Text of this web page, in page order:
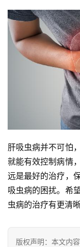
肝吸虫病并不可怕
就能有效控制病情
远是最好的治疗，
吸虫病的困扰。希
虫病的治疗有更清晰
版权声明：本文内